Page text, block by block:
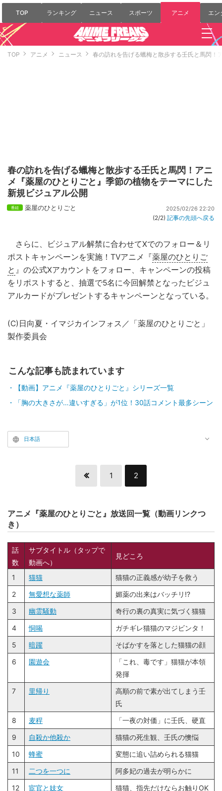
TOP ランキング ニュース スポーツ アニメ エン
TOP アニメ ニュース 春の訪れを告げる蠟梅と散歩する壬氏と馬閃！
春の訪れを告げる蠟梅と散歩する壬氏と馬閃！アニ
メ『薬屋のひとりごと』季節の植物をテーマにした
新規ビジュアル公開
薬屋のひとりごと 2025/02/26 22:20
(2/2) 記事の先頭へ戻る
さらに、ビジュアル解禁に合わせてXでのフォロー＆リ
ポストキャンペーンを実施！TVアニメ『薬屋のひとりご
と 』の公式Xアカウントをフォロー、キャンペーンの投稿
をリポストすると、抽選で5名に今回解禁となったビジュ
アルカードがプレゼントするキャンペーンとなっている。
(C)日向夏・イマジカインフォス／「薬屋のひとりごと」
製作委員会
こんな記事も読まれています
【動画】アニメ『薬屋のひとりごと』シリーズ一覧
「胸の大きさが…違いすぎる」が1位！30話コメント最多シーン
日本語
1 2
アニメ『薬屋のひとりごと』放送回一覧（動画リンクつ
き）
話
数
サブタイトル（タップで
動画へ）
見どころ
1 猫猫
猫猫の正義感が幼子を救う
2
無愛想な薬師
媚薬の出来はバッチリ!?
3
幽霊騒動
奇行の裏の真実に気づく猫猫
4
恫喝
ガチギレ猫猫のマジビンタ！
5
暗躍
そばかすを落とした猫猫の顔
6
園遊会
「これ、毒です」猫猫が本領
発揮
7
里帰り
高順の前で素が出てしまう壬
氏
8
麦稈
「一夜の対価」に壬氏、硬直
9
自殺か他殺か
猫猫の死生観、壬氏の懊悩
10
蜂蜜
変態に追い詰められる猫猫
11
二つを一つに
阿多妃の過去が明らかに
12
宦官と妓女
猫猫、指先だけならお触りOK